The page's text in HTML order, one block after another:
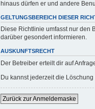
hinaus dürfen er und andere
GELTUNGSBEREICH DIESER
Diese Richtlinie umfasst nur den
darüber gesondert informieren.
AUSKUNFTSRECHT
Der Betreiber erteilt dir auf
Du kannst jederzeit die
Zurück zur Anmeldemaske